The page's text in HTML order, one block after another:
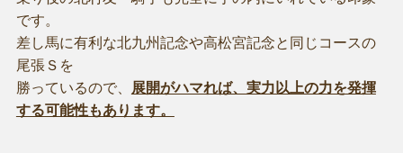
です。
差し馬に有利な北九州記念や高松宮記念と同じコースの
尾張Ｓを
勝っているので、
展開がハマれば、実力以上の力を発揮
する可能性もあります。